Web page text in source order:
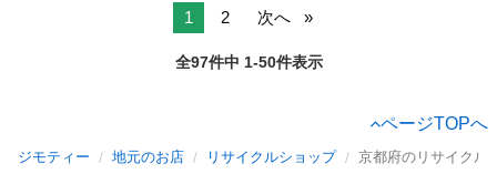
1 2 次へ
全97件中 1-50件表示
ページTOPへ
ジモティー 地元のお店 リサイクルショップ 京都府のリサイクル